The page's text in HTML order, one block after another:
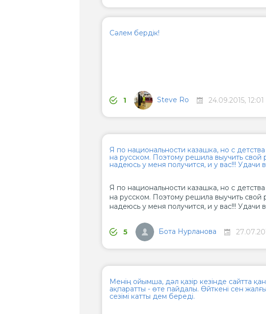
Сәлем бердік!
1 Steve Ro 24.09.2015, 12:01
Я по национальности казашка, но с
на русском. Поэтому решила выучить свой
надеюсь у меня получится, и у вас!!! Удачи
Я по национальности казашка, но с
на русском. Поэтому решила выучить свой
надеюсь у меня получится, и у вас!!! Удачи
5 Бота Нурланова
Менің ойымша, дәл қазір кезінде сайтта
ақпаратты - өте пайдалы. Өйткені сен
сезімі катты дем береді.